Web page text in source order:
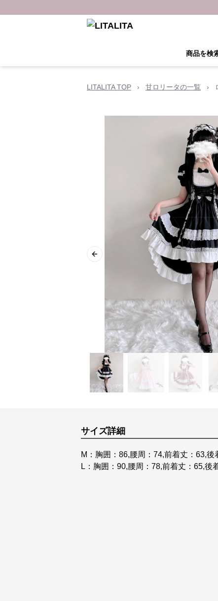
商品を検
LITALITA TOP › 甘ロリータの一覧 ›
Previous slide
サイズ詳細
M：胸囲：86,腰周：74,前着丈：63,後
L：胸囲：90,腰周：78,前着丈：65,後